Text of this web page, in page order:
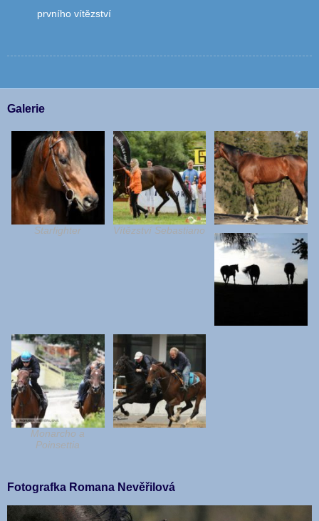
prvního vítězství
Galerie
Starfighter Vítězství Sebastiano
Monarcho a
Poinsettia
Fotografka Romana Nevěřilová